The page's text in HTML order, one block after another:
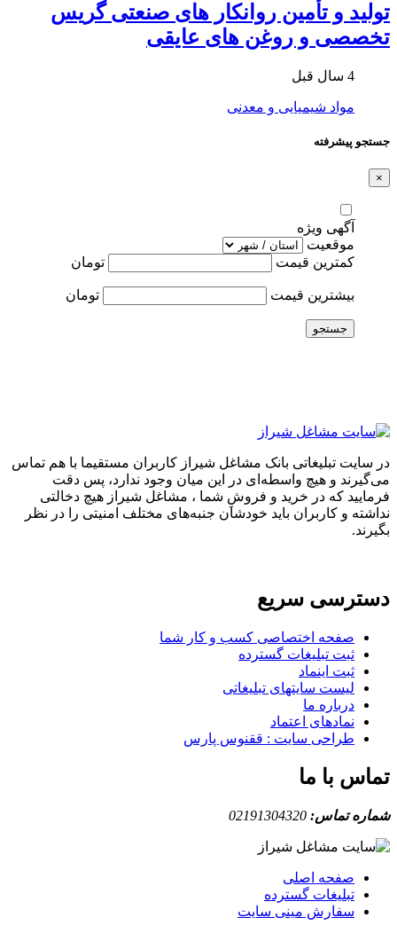
تولید و تأمین روانکار های صنعتی گریس
تخصصی و روغن های عایقی
4 سال قبل
مواد شیمیایی و معدنی
جستجو پیشرفته
×
آگهی ویژه
موقعیت
کمترین قیمت
تومان
بیشترین قیمت تومان
جستجو
در سایت تبلیغاتی بانک مشاغل شیراز کاربران مستقیما با هم تماس
می‌گیرند و هیچ واسطه‌ای در این میان وجود ندارد، پس دقت
فرمایید که در خرید و فروشِ شما ، مشاغل شیراز هیچ دخالتی
نداشته و کاربران باید خودشان جنبه‌های مختلف امنیتی را در نظر
بگیرند.
دسترسی سریع
صفحه اختصاصی کسب و کار شما
ثبت تبلیغات گسترده
ثبت اینماد
لیست سایتهای تبلیغاتی
درباره ما
نمادهای اعتماد
طراحی سایت : ققنوس پارس
تماس با ما
شماره تماس: 02191304320
صفحه اصلی
تبلیغات گسترده
سفارش مینی سایت